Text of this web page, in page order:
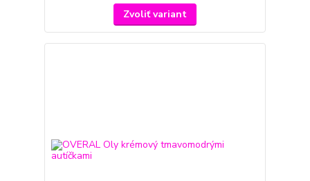
Zvoliť variant